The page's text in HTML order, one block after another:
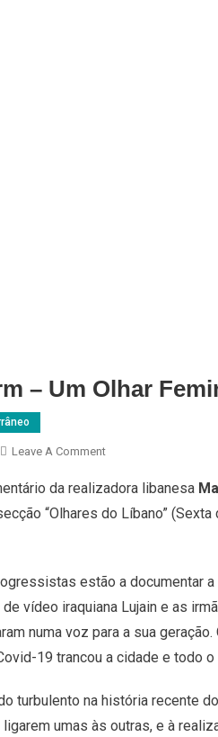
– Um Olhar
Leave A CommentOn
Eye
Of
–
Olhar
Feminino
Sobre
Líbano
da realizadora libanesa
“Olhares do Líbano”
estão a documentar
vídeo iraquiana Lujain e as
numa voz para a sua
19 trancou a cidade e todo
turbulento na história recente
umas às outras, e à